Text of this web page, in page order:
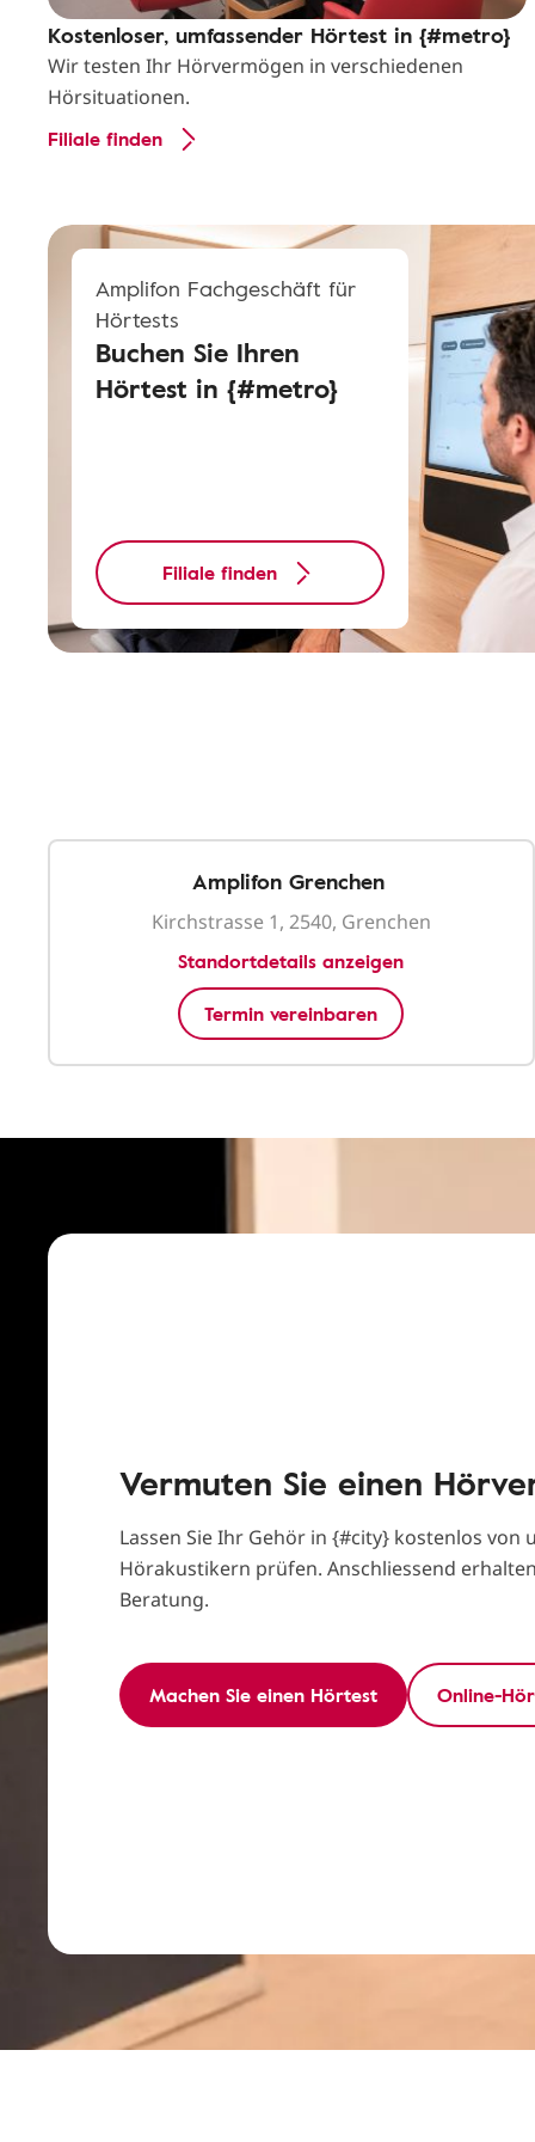
Kostenloser, umfassender Hörtest in {#metro}
Wir testen Ihr Hörvermögen in verschiedenen
Hörsituationen.
Filiale finden
Amplifon Fachgeschäft für
Hörtests
Buchen Sie Ihren
Hörtest in {#metro}
Filiale finden
Amplifon Grenchen
Kirchstrasse 1, 2540, Grenchen
Standortdetails anzeigen
Termin vereinbaren
Vermuten Sie einen
Lassen Sie Ihr Gehör in {#city} kostenlos von
Hörakustikern prüfen. Anschliessend
Beratung.
Machen Sie einen Hörtest Online-